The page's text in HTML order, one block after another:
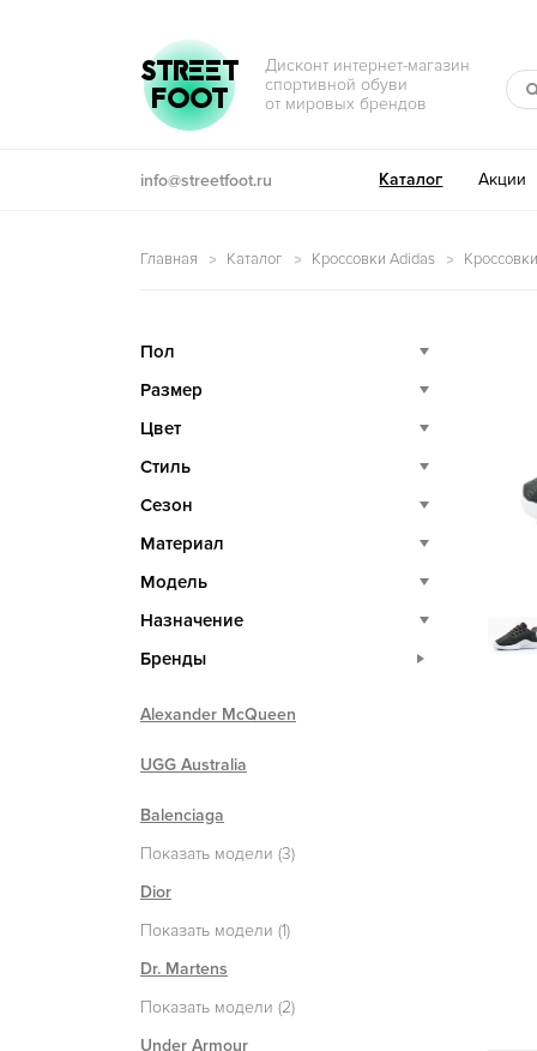
Перейти к навигации
Перейти к содержимому
STREET
FOOT
Дисконт интернет-магазин
спортивной обуви
от мировых брендов
info@streetfoot.ru Каталог Акции
Главная Каталог Кроссовки Adidas
Пол
Размер
Цвет
Стиль
Сезон
Материал
Модель
Назначение
Бренды
Alexander McQueen
UGG Australia
Balenciaga
Показать модели (3)
Dior
Показать модели (1)
Dr. Martens
Показать модели (2)
Under Armour